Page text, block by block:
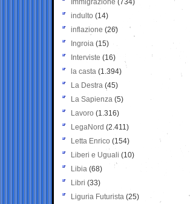
Immigrazione (734)
indulto (14)
inflazione (26)
Ingroia (15)
Interviste (16)
la casta (1.394)
La Destra (45)
La Sapienza (5)
Lavoro (1.316)
LegaNord (2.411)
Letta Enrico (154)
Liberi e Uguali (10)
Libia (68)
Libri (33)
Liguria Futurista (25)